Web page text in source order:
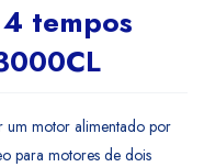
tempos
um motor alimentado por
para motores de dois